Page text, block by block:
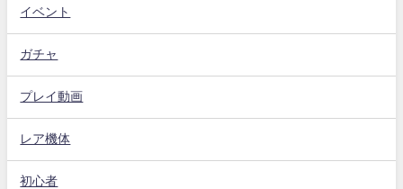
イベント
ガチャ
プレイ動画
レア機体
初心者